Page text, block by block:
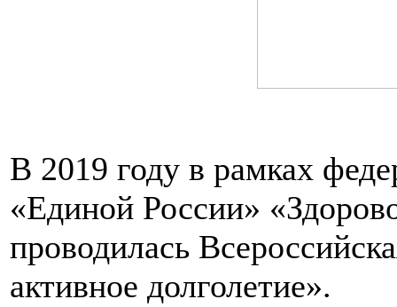
В 2019 году в рамках
«Единой России»
проводилась
активное долголетие».